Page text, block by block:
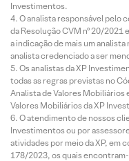
Investimentos.
O analista responsável pelo
da Resolução CVM nº 20/2021
a indicação de mais um
analista credenciado a ser
Os analistas da XP
todas as regras previstas no
Analista de Valores Mobiliários
Valores Mobiliários da XP
O atendimento de nossos
Investimentos ou por
atividades por meio da XP, em
178/2023, os quais